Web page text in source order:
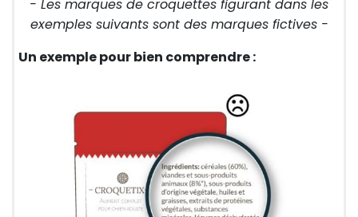
- Les marques de croquettes figurant dans les
exemples suivants sont des marques fictives -
Un exemple pour bien comprendre :